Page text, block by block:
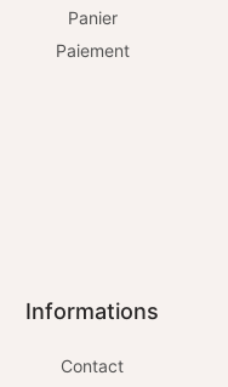
Panier
Paiement
Informations
Contact